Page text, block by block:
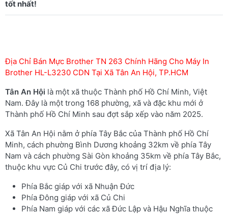
Địa Chỉ Bán Mực Brother TN 263 Chính Hãng Cho Máy In
Brother HL-L3230 CDN Tại Xã Tân An Hội, TP.HCM
Tân An Hội là một xã thuộc Thành phố Hồ Chí Minh, Việt
Nam. Đây là một trong 168 phường, xã và đặc khu mới ở
Thành phố Hồ Chí Minh sau đợt sắp xếp vào năm 2025.
Xã Tân An Hội nằm ở phía Tây Bắc của Thành phố Hồ Chí
Minh, cách phường Bình Dương khoảng 32km về phía Tây
Nam và cách phường Sài Gòn khoảng 35km về phía Tây Bắc,
thuộc khu vực Củ Chi trước đây, có vị trí địa lý:
Phía Bắc giáp với xã Nhuận Đức
Phía Đông giáp với xã Củ Chi
Phía Nam giáp với các xã Đức Lập và Hậu Nghĩa thuộc